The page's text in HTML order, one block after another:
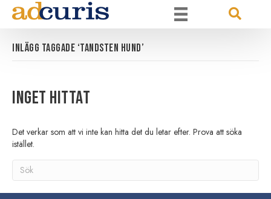
Inlägg taggade ‘TANDSTEN HUND’
Inget hittat
Det verkar som att vi inte kan hitta det du letar efter. Prova att söka
istället.